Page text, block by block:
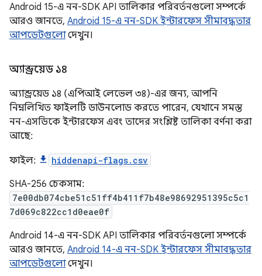
Android 15-এ নন-SDK API তালিকার পরিবর্তনগুলো সম্পর্কে
আরও জানতে, Android 15-এ নন-SDK ইন্টারফেস সীমাবদ্ধতার
আপডেটগুলোদেখুন।
অ্যান্ড্রয়েড ১৪
অ্যান্ড্রয়েড ১৪ (এপিআই লেভেল ৩৪)-এর জন্য, আপনি
নিম্নলিখিত ফাইলটি ডাউনলোড করতে পারেন, যেখানে সমস্ত
নন-এসডিকে ইন্টারফেস এবং তাদের সংশ্লিষ্ট তালিকা বর্ণনা করা
আছে:
ফাইল: hiddenapi-flags.csv
SHA-256 চেকসাম:
7e00db074cbe51c51ff4b411f7b48e98692951395c5c1
7d069c822cc1d0eae0f
Android 14-এ নন-SDK API তালিকার পরিবর্তনগুলো সম্পর্কে
আরও জানতে, Android 14-এ নন-SDK ইন্টারফেস সীমাবদ্ধতার
আপডেটগুলোদেখুন।